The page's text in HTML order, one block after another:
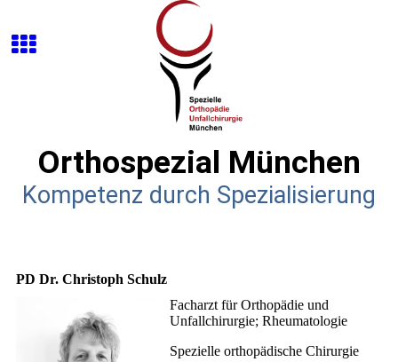
Orthospezial München
Kompetenz durch Spezialisierung
PD Dr. Christoph Schulz
Facharzt für Orthopädie und
Unfallchirurgie; Rheumatologie
Spezielle orthopädische Chirurgie